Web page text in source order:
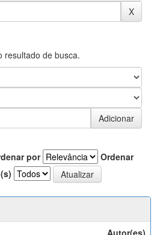
resultado de busca.
por
Ordenar
Autor(es)